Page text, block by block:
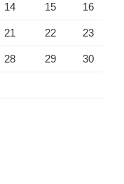
14 15 16
21 22 23
28 29 30